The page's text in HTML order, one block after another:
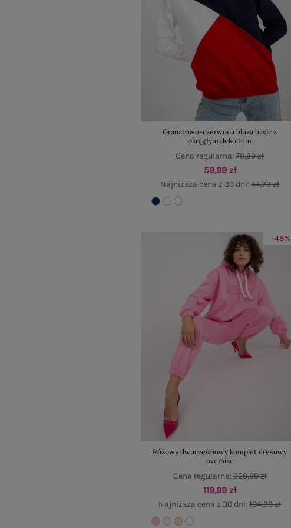
Granatowo-czerwona bluza basic z
okrągłym dekoltem
59,99 zł
Najniższa cena z 30 dni:44,79 zł
Cena regularna:79,99 zł
-48%
Różowy dwuczęściowy komplet dresowy
oversize
119,99 zł
Najniższa cena z 30 dni:104,99 zł
Cena regularna:229,99 zł